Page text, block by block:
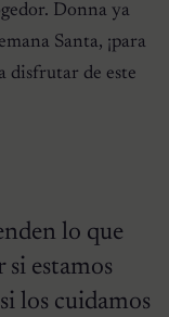
Donna ya
Santa, ¡para
disfrutar de este
lo que
si estamos
los cuidamos